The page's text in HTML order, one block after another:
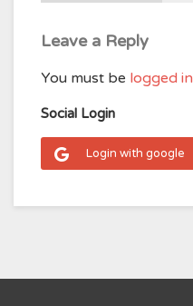
Leave a Reply
You must be logged in
Social Login
Login with google